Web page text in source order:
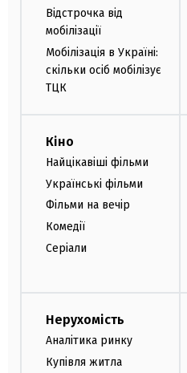
Відстрочка від
мобілізації
Мобілізація в Україні:
скільки осіб мобілізує
ТЦК
Кіно
Найцікавіші фільми
Українські фільми
Фільми на вечір
Комедії
Серіали
Нерухомість
Аналітика ринку
Купівля житла